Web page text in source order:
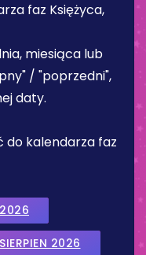
faz Księżyca,
miesiąca lub
/ "poprzedni",
daty.
do kalendarza faz
2026
2026